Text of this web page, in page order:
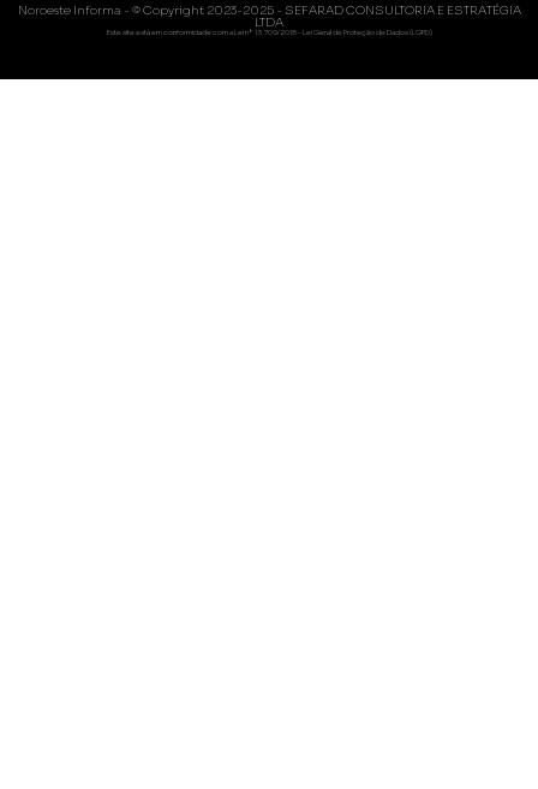
Noroeste Informa - © Copyright 2023-2025 - SEFARAD CONSULTORIA E ESTRATÉGIA
LTDA
Este site está em conformidade com a Lei nº 13.709/2018 - Lei Geral de Proteção de Dados (LGPD)